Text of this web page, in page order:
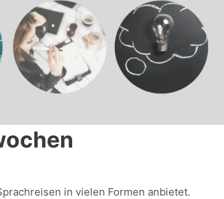
in vielen Formen anbietet.